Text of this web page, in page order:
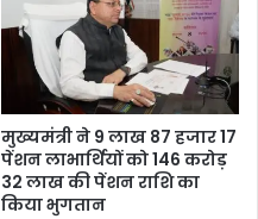
मुख्यमंत्री ने 9 लाख 87 हजार 17
पेंशन लाभार्थियों को 146 करोड़
32 लाख की पेंशन राशि का
किया भुगतान